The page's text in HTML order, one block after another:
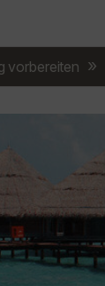
vorbereiten